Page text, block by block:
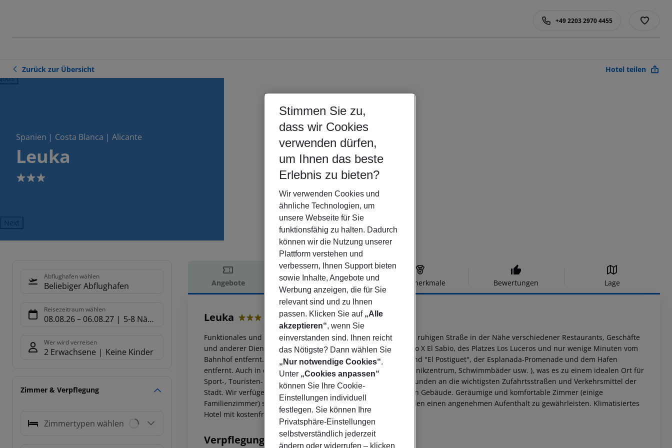
+49 2203 2970 4455
Zurück zur Übersicht Hotel teilen
Spanien | Costa Blanca | Alicante
Leuka
3
Next
Abflughafen wählen
Beliebiger Abflughafen
Reisezeitraum wählen
08.08.26– 06.08.27 5-8 Nächte
Wer wird verreisen
2 Erwachsene Keine Kinder
Zimmer & Verpflegung
Zimmertypen wählen
Angebote Hotelbeschreibung Hotelmerkmale Bewertungen Lage
Hotelbeschreibung
Leuka
Funktionales und angenehmes Hotel im Stadtzentrum, in einer ruhigen Straße in der Nähe verschiedener Restaurants, Geschäfte
und anderer Dienstleistungen. In der Nähe der Avenida Alfonso X El Sabio, des Platzes Los Luceros und nur wenige Minuten vom
Bahnhof entfernt. Nur 15 Minuten zu Fuß vom bekannten Strand ''El Postiguet'', der Esplanada-Promenade und dem Hafen
entfernt. Auch in der Nähe der städtischen Sportanlagen (Technikzentrum, Schwimmbäder usw. ), was es zu einem idealen Ort für
Sport-, Touristen- und Geschäftsaufenthalte macht. Gut angebunden an die wichtigsten Zufahrtsstraßen und Verkehrsmittel der
Stadt. Wir verfügen über eine überdachte Parkgarage im selben Gebäude. Geräumige und komfortable Zimmer (einige
Familienzimmer) sind komplett ausgestattet, um unseren Kunden einen angenehmen Aufenthalt zu gewährleisten. Klimatisiertes
Hotel mit kostenfreiem WLAN.
Verpflegung
Stimmen Sie zu,
dass wir Cookies
verwenden dürfen,
um Ihnen das beste
Erlebnis zu bieten?
Wir verwenden Cookies und
ähnliche Technologien, um
unsere Webseite für Sie
funktionsfähig zu halten. Dadurch
können wir die Nutzung unserer
Plattform verstehen und
verbessern, Ihnen Support bieten
sowie Inhalte, Angebote und
Werbung anzeigen, die für Sie
relevant sind und zu Ihnen
passen. Klicken Sie auf „Alle
akzeptieren“, wenn Sie
einverstanden sind. Ihnen reicht
das Nötigste? Dann wählen Sie
„Nur notwendige Cookies“.
Unter „Cookies anpassen“
können Sie Ihre Cookie-
Einstellungen individuell
festlegen. Sie können Ihre
Privatsphäre-Einstellungen
selbstverständlich jederzeit
ändern oder widerrufen – klicken